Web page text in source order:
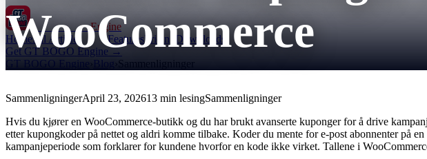
GT BOGOEngine
HomeAll Articles FeaturesPricing
Downloads
Get GT BOGO Engine →
GT BOGO Engine ›Blog ›Sammenligninger
WooCommerce
SammenligningerApril 23, 202613 min lesingSammenligninger
Hvis du kjører en WooCommerce-butikk og du har brukt avanserte kuponger for å drive
etter kupongkoder på nettet og aldri komme tilbake. Koder du mente for e-post abonnenter på
kampanjeperiode som forklarer for kundene hvorfor en kode ikke virket. Tallene i